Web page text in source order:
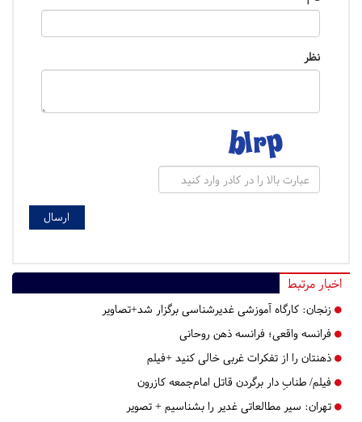
نظر
اخبار مرتبط
زنجان: کارگاه آموزشی غدیرشناسی برگزار شد+تصاویر
فرانسه واقعی؛ فرانسه ذهن روحانی
ذهنتان را از تفکرات غربی خالی کنید +فیلم
فیلم/ طنابِ دار برگردن قاتل امام‌جمعه کازرون
تهران: سیر مطالعاتی غدیر را بشناسیم + تصویر